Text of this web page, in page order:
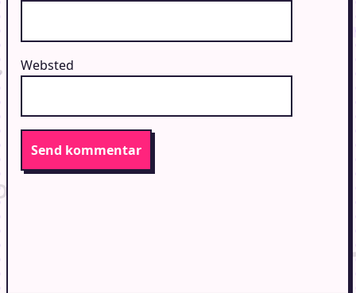
Websted